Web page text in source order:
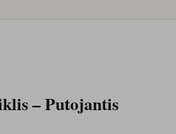
– Putojantis